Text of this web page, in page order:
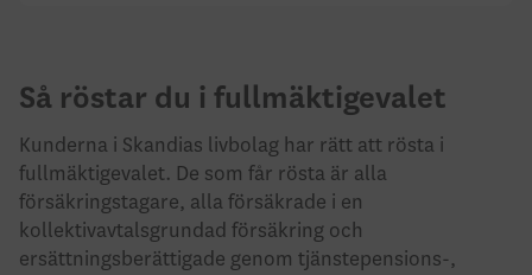
Så röstar du i fullmäktigevalet
Kunderna i Skandias livbolag har rätt att rösta i
fullmäktigevalet. De som får rösta är alla
försäkringstagare, alla försäkrade i en
kollektivavtalsgrundad försäkring och
ersättningsberättigade genom tjänstepensions-,